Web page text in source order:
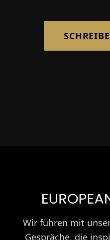
Wir führen mit
Gespräche, die